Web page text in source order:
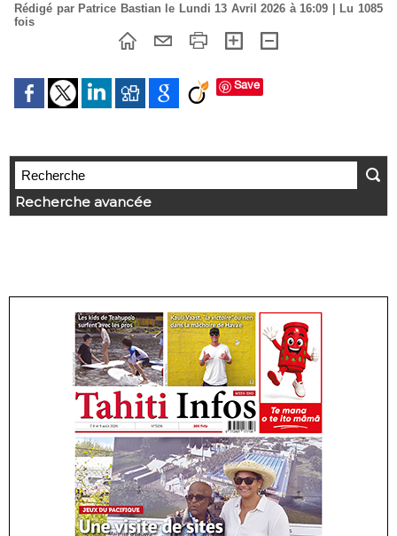
Rédigé par Patrice Bastian le Lundi 13 Avril 2026 à 16:09 | Lu 1085
fois
Save
Recherche avancée